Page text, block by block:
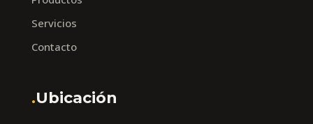
Servicios
Contacto
.Ubicación